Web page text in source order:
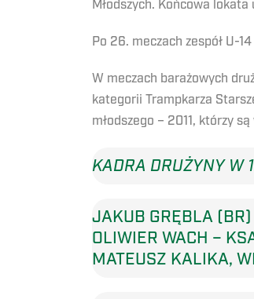
Młodszych. Końcowa
Po 26. meczach zespół U-
W meczach barażowych
kategorii Trampkarza
młodszego – 2011, którzy
KADRA DRUŻYNY W
JAKUB GRĘBLA
OLIWIER WACH –
MATEUSZ KALIKA,